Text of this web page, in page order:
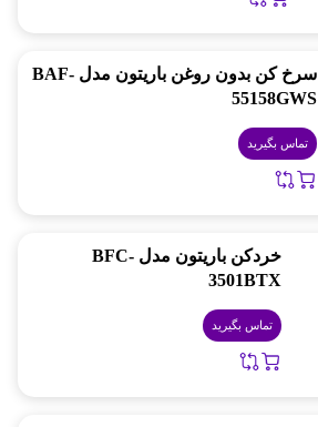
سرخ کن بدون روغن باریتون مدل BAF-
55158GWS
تماس بگیرید
خردکن باریتون مدل BFC-
3501BTX
تماس بگیرید